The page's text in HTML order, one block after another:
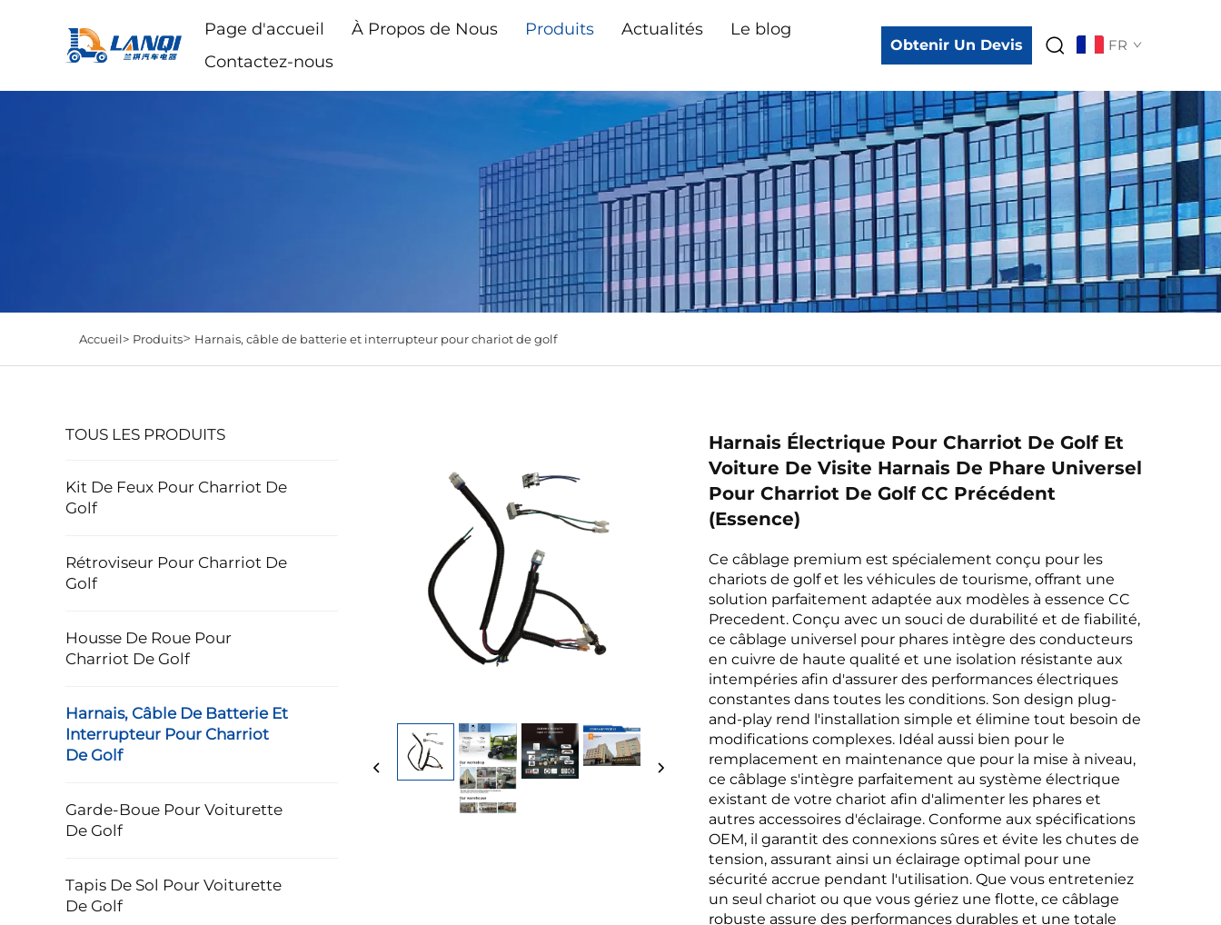
Page d'accueil À Propos de Nous Produits Actualités
Le blog
Contactez-nous
Obtenir Un Devis FR
Accueil> Produits> Harnais, câble de batterie et interrupteur pour chariot de golf
TOUS LES PRODUITS
Kit De Feux Pour Charriot De
Golf
Rétroviseur Pour Charriot De
Golf
Housse De Roue Pour
Charriot De Golf
Harnais, Câble De Batterie Et
Interrupteur Pour Charriot
De Golf
Garde-Boue Pour Voiturette
De Golf
Tapis De Sol Pour Voiturette
De Golf
Harnais Électrique Pour Charriot De Golf Et
Voiture De Visite Harnais De Phare Universel
Pour Charriot De Golf CC Précédent
(essence)
Ce câblage premium est spécialement conçu pour les
chariots de golf et les véhicules de tourisme, offrant une
solution parfaitement adaptée aux modèles à essence CC
Precedent. Conçu avec un souci de durabilité et de fiabilité,
ce câblage universel pour phares intègre des conducteurs
en cuivre de haute qualité et une isolation résistante aux
intempéries afin d'assurer des performances électriques
constantes dans toutes les conditions. Son design plug-
and-play rend l'installation simple et élimine tout besoin de
modifications complexes. Idéal aussi bien pour le
remplacement en maintenance que pour la mise à niveau,
ce câblage s'intègre parfaitement au système électrique
existant de votre chariot afin d'alimenter les phares et
autres accessoires d'éclairage. Conforme aux spécifications
OEM, il garantit des connexions sûres et évite les chutes de
tension, assurant ainsi un éclairage optimal pour une
sécurité accrue pendant l'utilisation. Que vous entreteniez
un seul chariot ou que vous gériez une flotte, ce câblage
robuste assure des performances durables et une totale